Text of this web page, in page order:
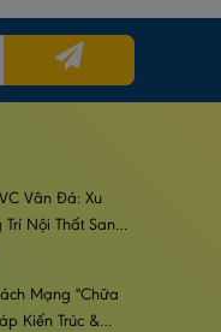
Vân Đá: Xu
Trí Nội Thất Sang
& Bền Bỉ
Mạng "Chữa
Kiến Trúc &